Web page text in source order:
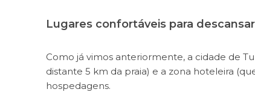
Lugares confortáveis para
Como já vimos anteriormente, a cidade de
distante 5 km da praia) e a zona hoteleira
hospedagens.